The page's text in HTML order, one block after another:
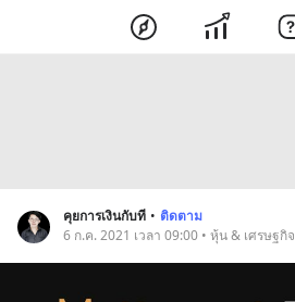
คุยการเงินกับที • ติดตาม
6 ก.ค. 2021 เวลา 09:00 • หุ้น & เศรษฐกิจ